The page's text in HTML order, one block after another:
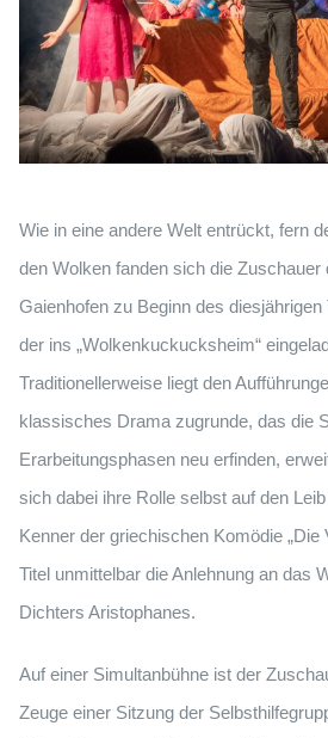
Wie in eine andere Welt entrückt, fern
den Wolken fanden sich die
Gaienhofen zu Beginn des
der ins „Wolkenkuckucksheim“
Traditionellerweise liegt den
klassisches Drama zugrunde, das die
Erarbeitungsphasen neu erfinden,
sich dabei ihre Rolle selbst auf den
Kenner der griechischen Komödie „Die
Titel unmittelbar die Anlehnung an das
Dichters Aristophanes.
Auf einer Simultanbühne ist der
Zeuge einer Sitzung der